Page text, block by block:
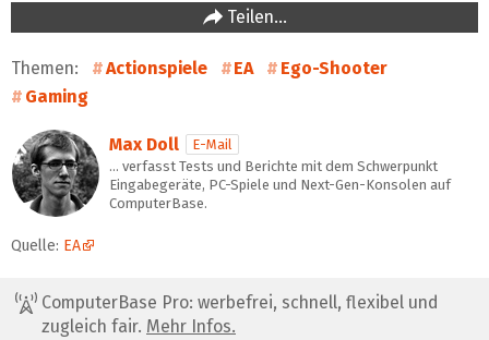
Teilen…
Themen: Actionspiele EA
Ego-Shooter
Gaming
Max Doll
E-Mail
… verfasst Tests und Berichte mit dem Schwerpunkt
Eingabegeräte, PC-Spiele und Next-Gen-Konsolen auf
ComputerBase.
Quelle: EA
ComputerBase Pro: werbefrei, schnell, flexibel und
zugleich fair. Mehr Infos.